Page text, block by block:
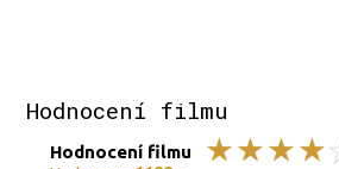
Hodnocení filmu
Hodnocení filmu